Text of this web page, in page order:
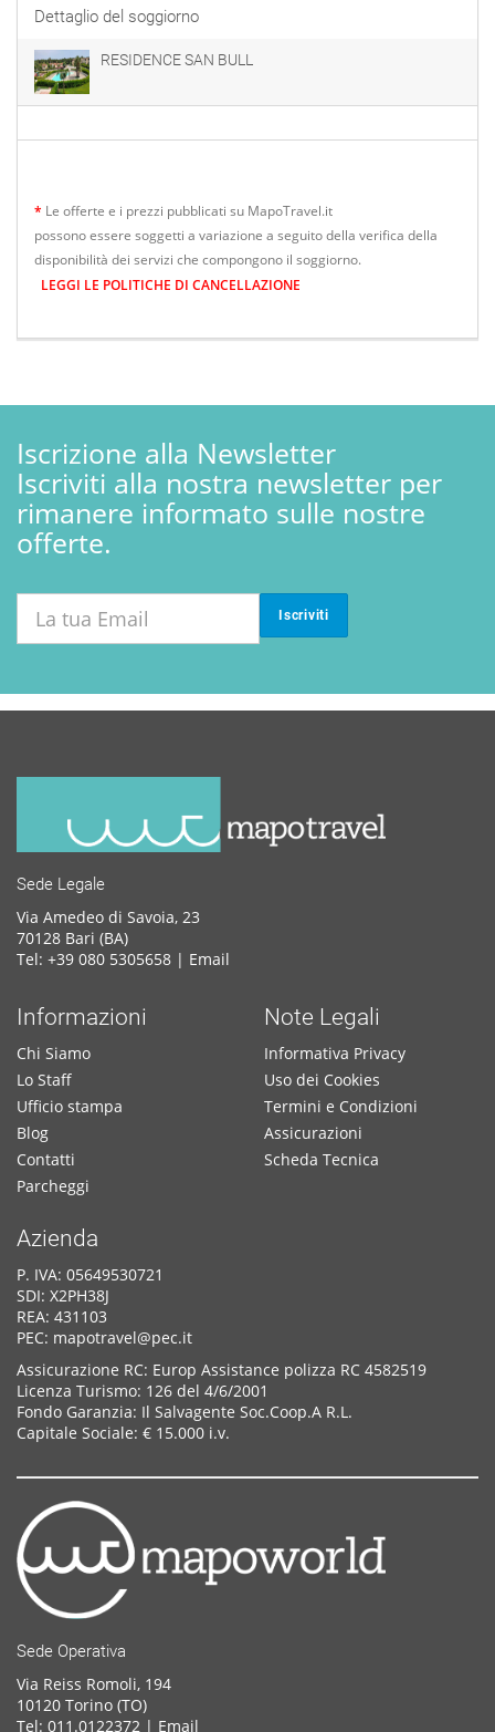
Dettaglio del soggiorno
RESIDENCE SAN BULL
* Le offerte e i prezzi pubblicati su MapoTravel.it
possono essere soggetti a variazione a seguito della verifica della
disponibilità dei servizi che compongono il soggiorno.
LEGGI LE POLITICHE DI CANCELLAZIONE
Iscrizione alla Newsletter
Iscriviti alla nostra newsletter per
rimanere informato sulle nostre
offerte.
Iscriviti
Sede Legale
Via Amedeo di Savoia, 23
70128 Bari (BA)
Tel: +39 080 5305658 | Email
Informazioni
Chi Siamo
Lo Staff
Ufficio stampa
Blog
Contatti
Parcheggi
Note Legali
Informativa Privacy
Uso dei Cookies
Termini e Condizioni
Assicurazioni
Scheda Tecnica
Azienda
P. IVA: 05649530721
SDI: X2PH38J
REA: 431103
PEC: mapotravel@pec.it
Assicurazione RC: Europ Assistance polizza RC 4582519
Licenza Turismo: 126 del 4/6/2001
Fondo Garanzia: Il Salvagente Soc.Coop.A R.L.
Capitale Sociale: € 15.000 i.v.
Sede Operativa
Via Reiss Romoli, 194
10120 Torino (TO)
Tel: 011.0122372 | Email